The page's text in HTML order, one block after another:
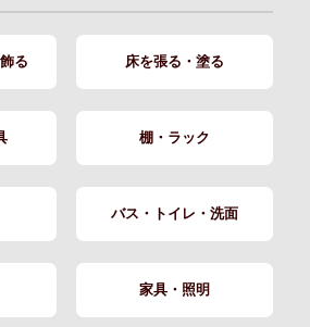
る 床を張る・塗る
棚・ラック
バス・トイレ・洗面
家具・照明